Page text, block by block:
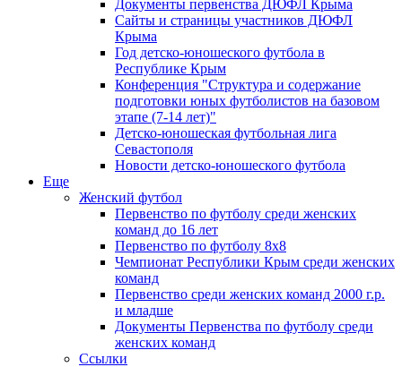
Документы первенства ДЮФЛ Крыма
Сайты и страницы участников ДЮФЛ
Крыма
Год детско-юношеского футбола в
Республике Крым
Конференция "Структура и содержание
подготовки юных футболистов на базовом
этапе (7-14 лет)"
Детско-юношеская футбольная лига
Севастополя
Новости детско-юношеского футбола
Еще
Женский футбол
Первенство по футболу среди женских
команд до 16 лет
Первенство по футболу 8х8
Чемпионат Республики Крым среди женских
команд
Первенство среди женских команд 2000 г.р.
и младше
Документы Первенства по футболу среди
женских команд
Ссылки